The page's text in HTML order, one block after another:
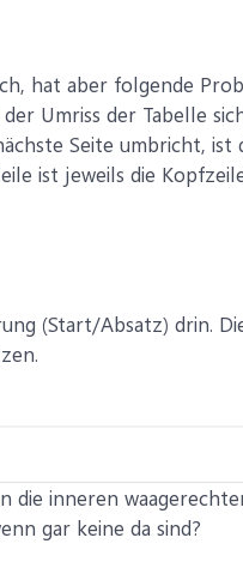
hat aber folgende
Umriss der Tabelle
Seite umbricht,
ist jeweils die
(Start/Absatz) drin.
die inneren
gar keine da sind?